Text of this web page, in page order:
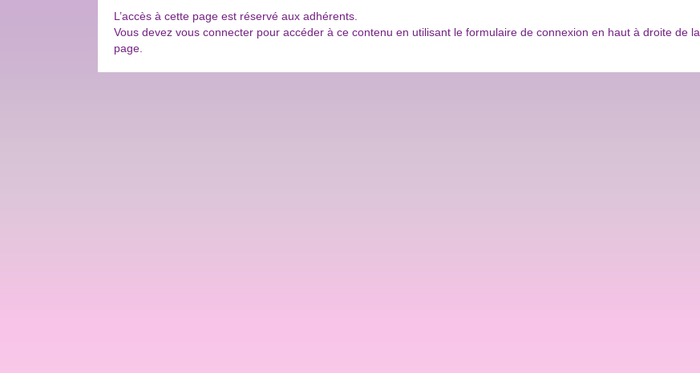
L’accès à cette page est réservé aux adhérents.
Vous devez vous connecter pour accéder à ce contenu en utilisant le formulaire de connexion en haut à droite de la
page.